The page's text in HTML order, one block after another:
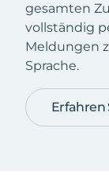
gesamten
vollständig
Meldungen
Sprache.
Erfahren